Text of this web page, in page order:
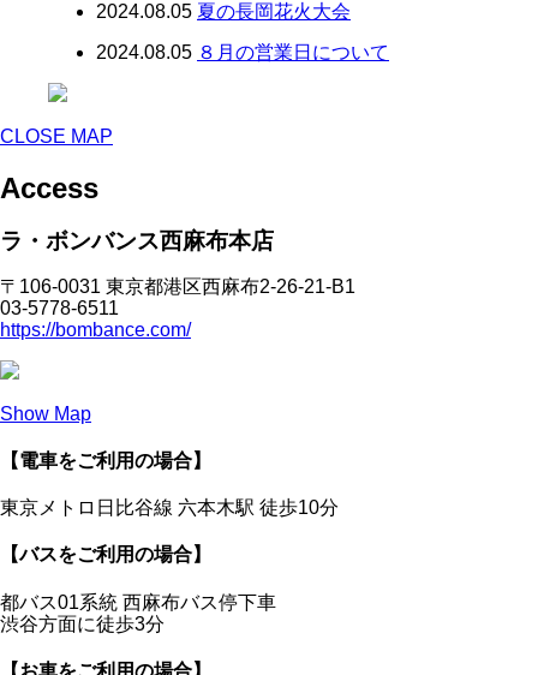
2024.08.05 夏の長岡花火大会
2024.08.05 ８月の営業日について
CLOSE MAP
Access
ラ・ボンバンス西麻布本店
〒106-0031 東京都港区西麻布2-26-21-B1
03-5778-6511
https://bombance.com/
Show Map
【電車をご利用の場合】
東京メトロ日比谷線 六本木駅 徒歩10分
【バスをご利用の場合】
都バス01系統 西麻布バス停下車
渋谷方面に徒歩3分
【お車をご利用の場合】